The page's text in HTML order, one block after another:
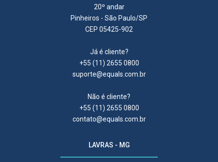
20º andar
Pinheiros - São Paulo/SP
CEP 05425-902
Já é cliente?
+55 (11) 2655 0800
suporte@equals.com.br
Não é cliente?
+55 (11) 2655 0800
contato@equals.com.br
LAVRAS - MG